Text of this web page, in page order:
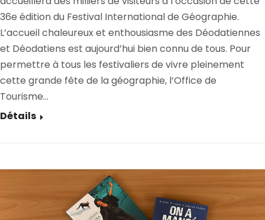
36e édition du Festival International de Géographie.
L’accueil chaleureux et enthousiasme des Déodatiennes
et Déodatiens est aujourd’hui bien connu de tous. Pour
permettre à tous les festivaliers de vivre pleinement
cette grande fête de la géographie, l’Office de
Tourisme…
Détails